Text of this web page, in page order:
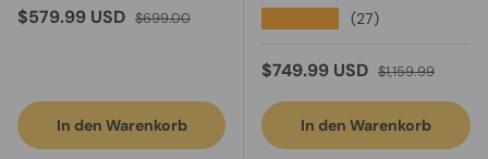
Verkaufspreis
$579.99 USD Normaler Preis
$699.00
In den Warenkorb
(27)
Verkaufspreis
$749.99 USD Normaler Preis
$1,159.99
In den Warenkorb